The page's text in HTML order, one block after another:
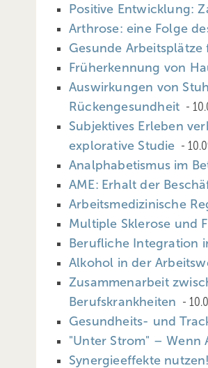
Positive Entwicklung:
Arthrose: eine Folge
Gesunde
Früherkennung von
Auswirkungen von
Rückengesundheit
Subjektives Erleben
explorative Studie
Analphabetismus im
AME: Erhalt der
Arbeitsmedizinische
Multiple Sklerose und
Berufliche Integration
Alkohol in der
Zusammenarbeit
Berufskrankheiten
Gesundheits- und
"Unter Strom" – Wenn
Synergieeffekte nutzen!